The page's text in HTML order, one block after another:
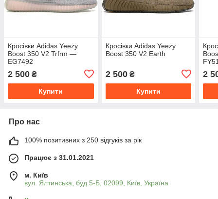
Кросівки Adidas Yeezy
Boost 350 V2 Trfrm —
EG7492
2 500 ₴
Купити
Кросівки Adidas Yeezy
Boost 350 V2 Earth
2 500₴
Купити
2
Про нас
100% позитивних з 250 відгуків за рік
Працює з 31.01.2021
м. Київ
вул. Ялтинська, буд.5-Б, 02099, Київ, Україна